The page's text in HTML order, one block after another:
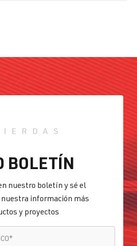
BOLETÍN
nuestro boletín y sé el
nuestra información más
y proyectos
*